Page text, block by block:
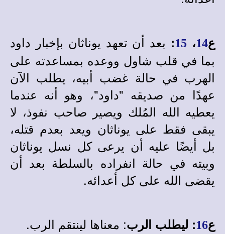
ع14، 15
: بعد أن تعهد يوناثان بإخبار داود
بما في قلب شاول ووعده بمساعدته على
الهرب في حالة غضب أبيه، يطلب الآن
عهدًا من صديقه "داود"، وهو أنه عندما
يعطيه الله المُلك ويصير صاحب نفوذ، لا
يبقى فقط على يوناثان ويعد بعدم قتله،
بل أيضًا عليه أن يرعى كل نسل يوناثان
وبيته في حالة انفراده بالسلطة بعد أن
يقضى الله على كل أعدائه.
ع16
: ليطلب الرب: معناها لينتقم الرب.